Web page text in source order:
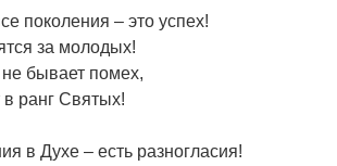
поколения – это успех!
за молодых!
бывает помех,
ранг Святых!
в Духе – есть разногласия!